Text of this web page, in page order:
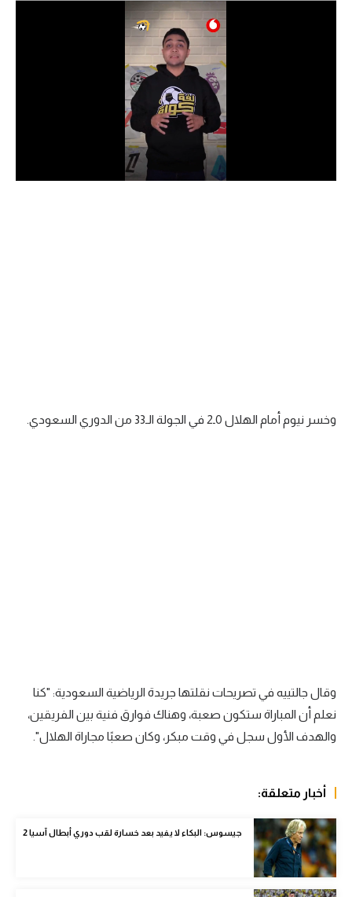
الدوري السعودي للمحترفين
منتخب مصر
كرة سلة
كرة يد
الوطن العربي
في المونديال
رياضة نسائية
وخسر نيوم أمام الهلال 0ـ2 في الجولة الـ33 من الدوري السعودي.
وقال جالتييه في تصريحات نقلتها جريدة الرياضية السعودية: "كنا
نعلم أن المباراة ستكون صعبة، وهناك فوارق فنية بين الفريقين،
والهدف الأول سجل في وقت مبكر، وكان صعبًا مجاراة الهلال".
أخبار متعلقة:
جيسوس: البكاء لا يفيد بعد خسارة لقب دوري أبطال آسيا 2